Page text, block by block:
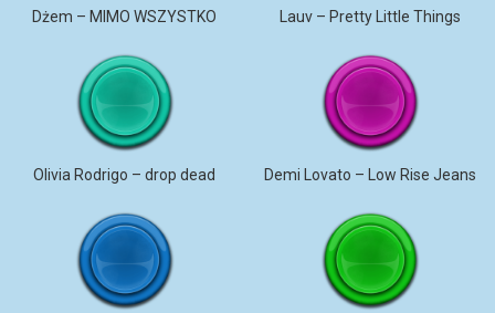
Dżem – MIMO WSZYSTKO Lauv – Pretty Little Things
Olivia Rodrigo – drop dead Demi Lovato – Low Rise Jeans